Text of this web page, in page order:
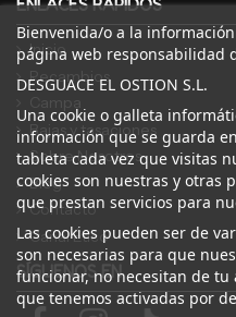
ENLACES RÁPIDOS
Inicio
Recambios
Bajas y tasaciones
Sobre Nosotros
Blog
Contacto
Canal Ético
Bienvenida/o a la
página web responsabilidad
DESGUACE EL OSTION S.L.
Una cookie o galleta
información que se guarda
tableta cada vez que visitas
cookies son nuestras y otras
que prestan servicios para
Las cookies pueden ser de
son necesarias para que
funcionar, no necesitan de tu
que tenemos activadas por
SÍGUENOS EN